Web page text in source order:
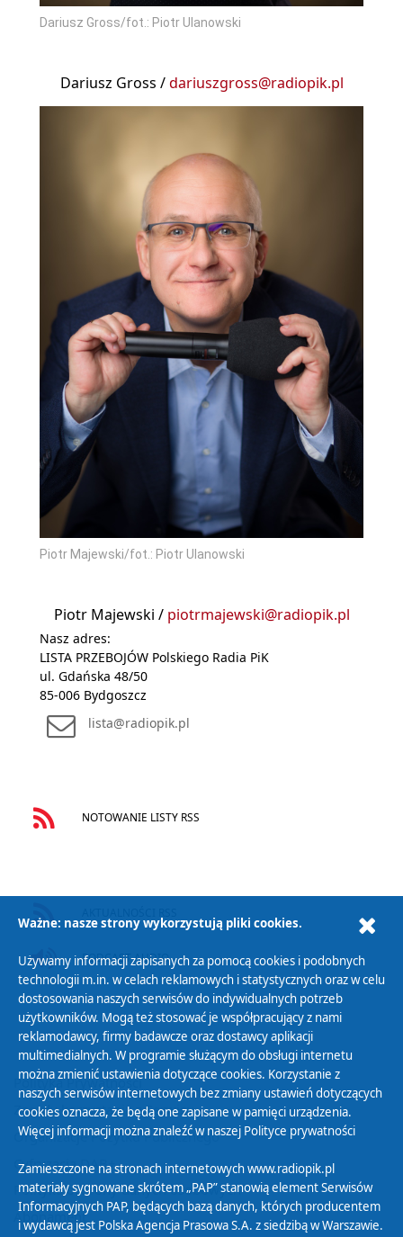
Dariusz Gross/fot.: Piotr Ulanowski
Dariusz Gross /dariuszgross@radiopik.pl
Piotr Majewski/fot.: Piotr Ulanowski
Piotr Majewski / piotrmajewski@radiopik.pl
Nasz adres:
LISTA PRZEBOJÓW Polskiego Radia PiK
ul. Gdańska 48/50
85-006 Bydgoszcz
lista@radiopik.pl
NOTOWANIE LISTY RSS
PODCAST AUDIO
Polityka Prywatności
Zasady korzystania z Serwisu
Organizacje Pożytku Publicznego
Cyfryzacja DAB+
Polityka ochrony danych osobowych
Abonament
Ważne: nasze strony wykorzystują pliki cookies.
Używamy informacji zapisanych za pomocą cookies i podobnych
technologii m.in. w celach reklamowych i statystycznych oraz w celu
dostosowania naszych serwisów do indywidualnych potrzeb
użytkowników. Mogą też stosować je współpracujący z nami
reklamodawcy, firmy badawcze oraz dostawcy aplikacji
multimedialnych. W programie służącym do obsługi internetu
można zmienić ustawienia dotyczące cookies. Korzystanie z
naszych serwisów internetowych bez zmiany ustawień dotyczących
cookies oznacza, że będą one zapisane w pamięci urządzenia.
Więcej informacji można znaleźć w naszej Polityce prywatności
Zamieszczone na stronach internetowych www.radiopik.pl
materiały sygnowane skrótem „PAP” stanowią element Serwisów
Informacyjnych PAP, będących bazą danych, których producentem
i wydawcą jest Polska Agencja Prasowa S.A. z siedzibą w Warszawie.